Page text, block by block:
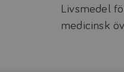
Livsmedel
medicinsk